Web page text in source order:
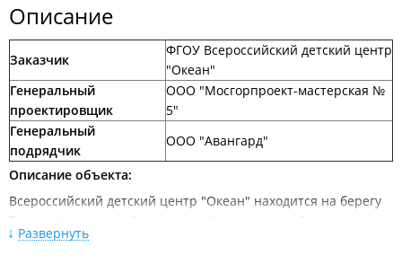
Дизайн-проект
Описание
Заказчик
ФГОУ Всероссийский детский центр
"Океан"
Генеральный
проектировщик
ООО "Мосгорпроект-мастерская №
5"
Генеральный
подрядчик
ООО "Авангард"
Описание объекта:
Всероссийский детский центр "Океан" находится на берегу
Тихого океана, в районе улицы Артековская в Советском
районе города Владивостока на побережье бухт Емар и Три
Развернуть